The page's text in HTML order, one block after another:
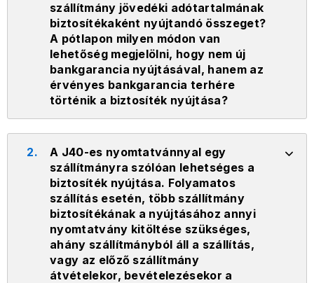
szállítmány jövedéki adótartalmának
biztosítékaként nyújtandó összeget?
A pótlapon milyen módon van
lehetőség megjelölni, hogy nem új
bankgarancia nyújtásával, hanem az
érvényes bankgarancia terhére
történik a biztosíték nyújtása?
2.
A J40-es nyomtatvánnyal egy
szállítmányra szólóan lehetséges a
biztosíték nyújtása. Folyamatos
szállítás esetén, több szállítmány
biztosítékának a nyújtásához annyi
nyomtatvány kitöltése szükséges,
ahány szállítmányból áll a szállítás,
vagy az előző szállítmány
átvételekor, bevételezésekor a